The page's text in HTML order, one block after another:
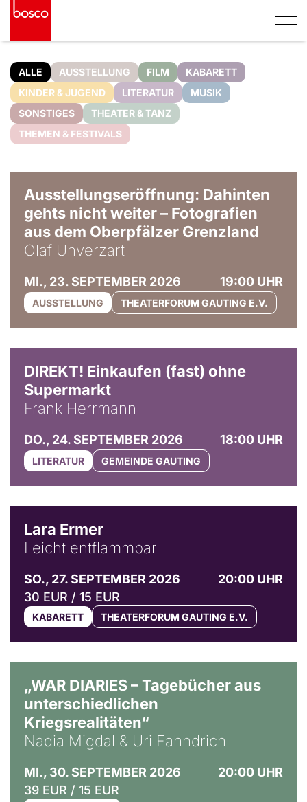
ALLE AUSSTELLUNG FILM
KABARETT
KINDER & JUGEND
LITERATUR
MUSIK
SONSTIGES
THEATER & TANZ
THEMEN & FESTIVALS
Ausstellungseröffnung: Dahinten
gehts nicht weiter – Fotografien
aus dem Oberpfälzer Grenzland
Olaf Unverzart
MI., 23. SEPTEMBER 2026 19:00 UHR
AUSSTELLUNG THEATERFORUM GAUTING E.V.
DIREKT! Einkaufen (fast) ohne
Supermarkt
Frank Herrmann
DO., 24. SEPTEMBER 2026 18:00 UHR
LITERATUR GEMEINDE GAUTING
Lara Ermer
Leicht entflammbar
SO., 27. SEPTEMBER 2026
20:00 UHR
30 EUR / 15 EUR
KABARETT THEATERFORUM GAUTING E.V.
„WAR DIARIES – Tagebücher aus
unterschiedlichen
Kriegsrealitäten“
Nadia Migdal & Uri Fahndrich
MI., 30. SEPTEMBER 2026
20:00 UHR
39 EUR / 15 EUR